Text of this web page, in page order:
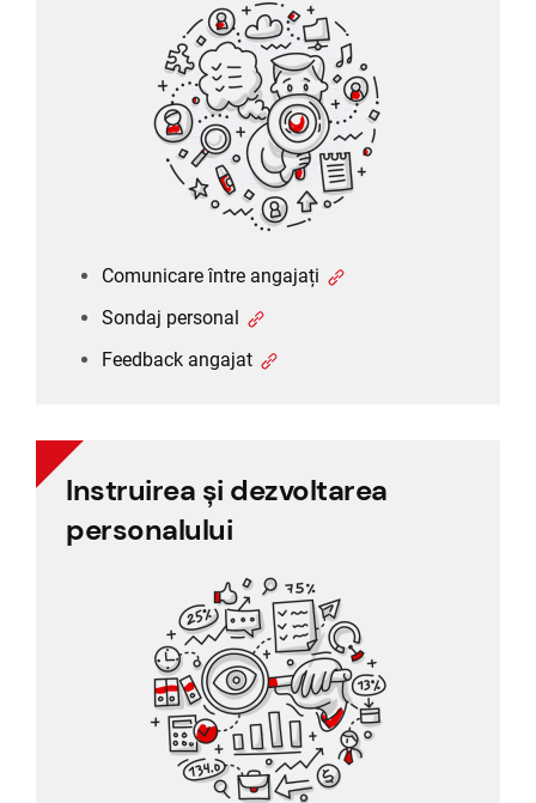
Comunicare între angajați
Sondaj personal
Feedback angajat
Comunicare între angajați
Sondaj personal
Feedback angajat
Instruirea și dezvoltarea
personalului
Instruirea și dezvoltarea
Evaluare 360 de grade
Evaluarea performanței
Training management
Feedback angajat
„HRmaster